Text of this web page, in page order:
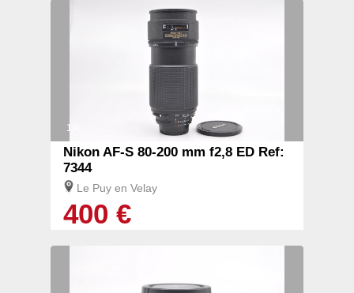
1/4
Nikon AF-S 80-200 mm f2,8 ED Ref:
7344
Le Puy en Velay
400 €